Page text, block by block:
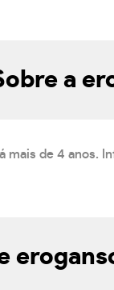
a
mais de 4 anos.